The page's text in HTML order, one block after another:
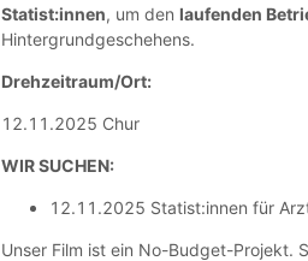
Statist:innen, um den laufenden
Hintergrundgeschehens.
Drehzeitraum/Ort:
12.11.2025 Chur
WIR SUCHEN:
12.11.2025 Statist:innen für
Unser Film ist ein No-Budget-Projekt.